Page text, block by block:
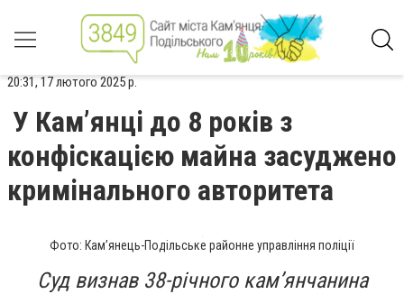
20:31, 17 лютого 2025 р.
У Кам’янці до 8 років з
конфіскацією майна засуджено
кримінального авторитета
Фото: Кам’янець-Подільське районне управління поліції
Суд визнав 38-річного кам’янчанина